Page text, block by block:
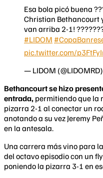
Esa bola picó buena
Christian Bethancourt
van arriba 2-1!
#LIDOM
pic.twitter.com/
— LIDOM (@LIDOMRD)
Bethancourt se hizo
entrada, permitiendo que la
pizarra 2-1 al conectar un
anotando a su vez Jeremy
en la antesala.
Una carrera más vino para
del octavo episodio con un
poniendo la pizarra 3-1 en